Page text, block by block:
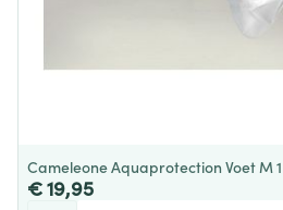
Cameleone Aquaprotection Voet M 1
€ 19,95